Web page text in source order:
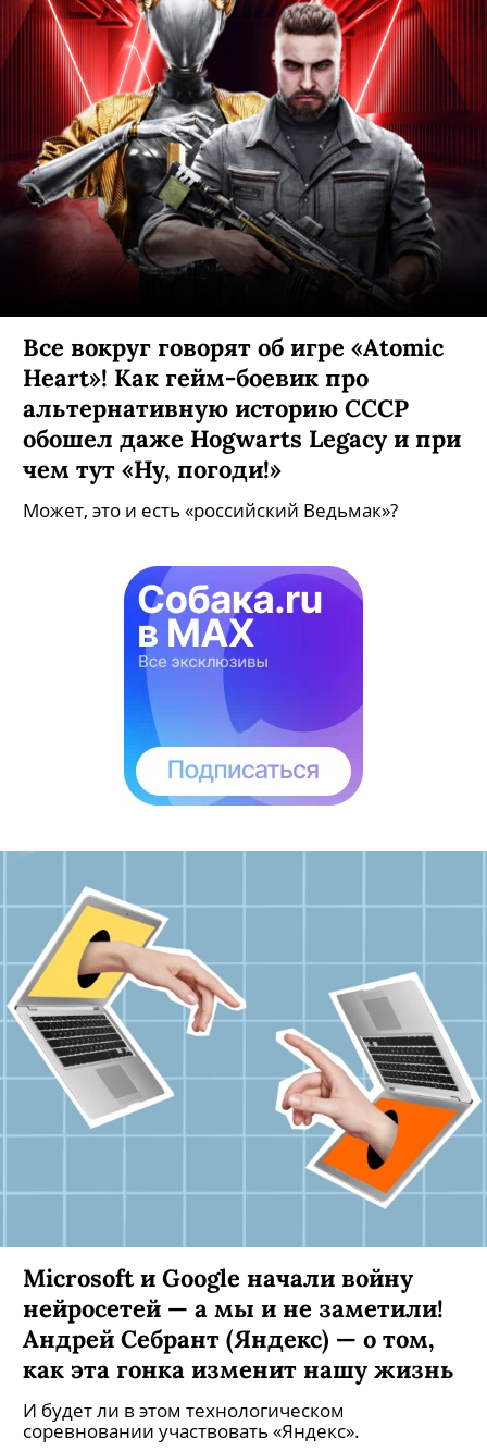
Все вокруг говорят об игре «Atomic
Heart»! Как гейм-боевик про
альтернативную историю СССР
обошел даже Hogwarts Legacy и при
чем тут «Ну, погоди!»
Может, это и есть «российский Ведьмак»?
Microsoft и Google начали войну
нейросетей — а мы и не заметили!
Андрей Себрант (Яндекс) — о том,
как эта гонка изменит нашу жизнь
И будет ли в этом технологическом
соревновании участвовать «Яндекс».